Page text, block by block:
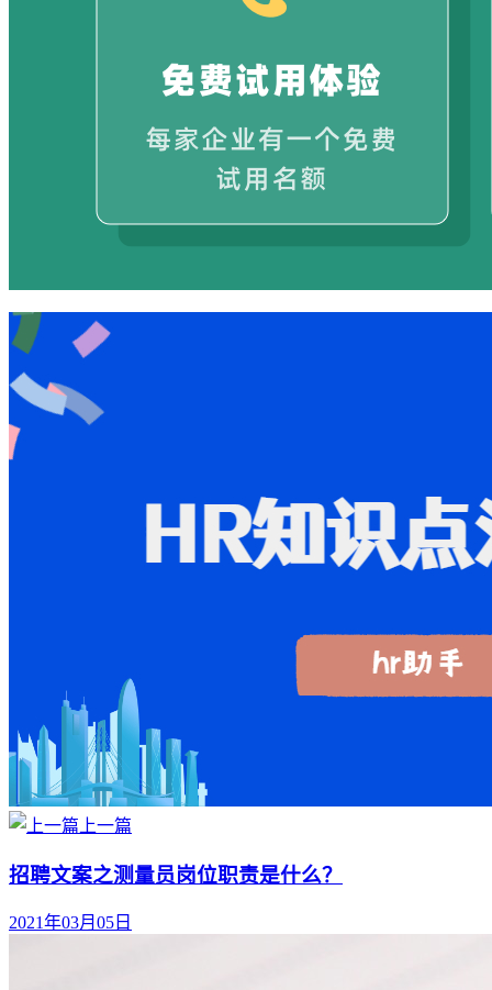
上一篇
招聘文案之测量员岗位职责是什么？
2021年03月05日